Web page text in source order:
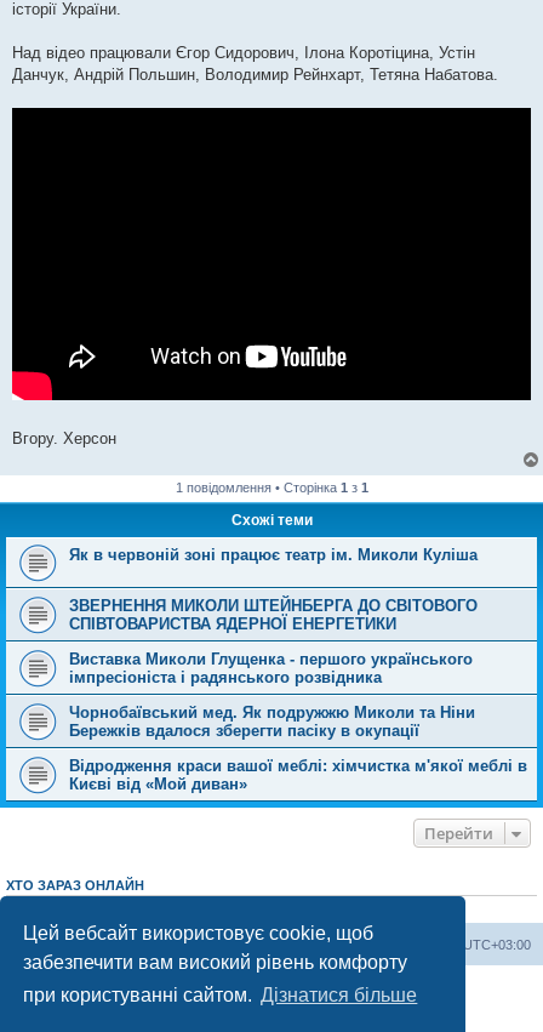
Цей вебсайт використовує cookie, щоб
забезпечити вам високий рівень комфорту
при користуванні сайтом. Дізнатися більше
історії України.
Над відео працювали Єгор Сидорович, Ілона Коротіцина, Устін
Данчук, Андрій Польшин, Володимир Рейнхарт, Тетяна Набатова.
Вгору. Херсон
1 повідомлення • Сторінка 1 з 1
Схожі теми
Як в червоній зоні працює театр ім. Миколи Куліша
ЗВЕРНЕННЯ МИКОЛИ ШТЕЙНБЕРГА ДО СВІТОВОГО
СПІВТОВАРИСТВА ЯДЕРНОЇ ЕНЕРГЕТИКИ
Виставка Миколи Глущенка - першого українського
імпресіоніста і радянського розвідника
Чорнобаївський мед. Як подружжю Миколи та Ніни
Бережків вдалося зберегти пасіку в окупації
Відродження краси вашої меблі: хімчистка м'якої меблі в
Києві від «Мой диван»
Перейти
ХТО ЗАРАЗ ОНЛАЙН
Херсонський форум UTC+03:00
Команда
Працює на phpBB® Forum Software © phpBB Limited
Конфіденційність